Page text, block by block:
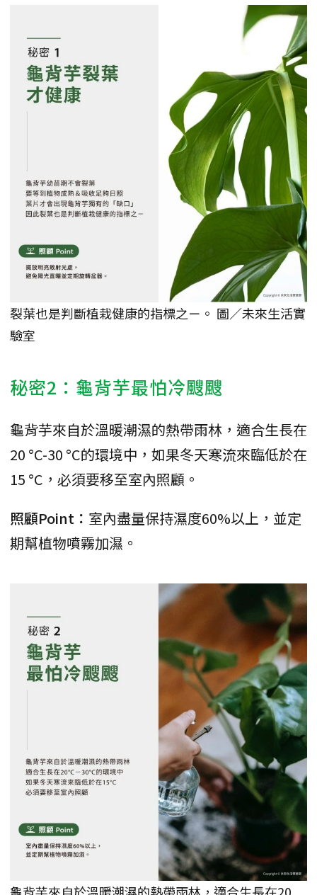
裂葉也是判斷植栽健康的指標之ㄧ。 圖／未來生活實
驗室
秘密2：龜背芋最怕冷颼颼
龜背芋來自於溫暖潮濕的熱帶雨林，適合生長在
20 °C-30 °C的環境中，如果冬天寒流來臨低於在
15 °C，必須要移至室內照顧。
照顧Point： 室內盡量保持濕度60%以上，並定
期幫植物噴霧加濕。